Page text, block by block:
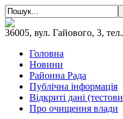
36005, вул. Гайового, 3,
Головна
Новини
Районна Рада
Публічна інформація
Відкриті дані
Про очищення влади